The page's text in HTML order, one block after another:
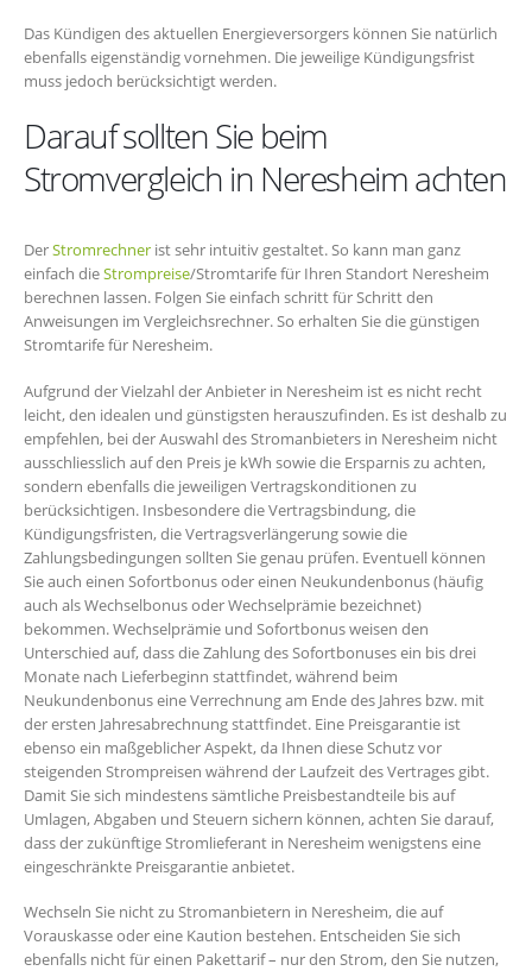
Das Kündigen des aktuellen Energieversorgers können Sie natürlich
ebenfalls eigenständig vornehmen. Die jeweilige Kündigungsfrist
muss jedoch berücksichtigt werden.
Darauf sollten Sie beim
Stromvergleich in Neresheim achten
DerStromrechner ist sehr intuitiv gestaltet. So kann man ganz
einfach dieStrompreise/Stromtarife für Ihren Standort Neresheim
berechnen lassen. Folgen Sie einfach schritt für Schritt den
Anweisungen im Vergleichsrechner. So erhalten Sie die günstigen
Stromtarife für Neresheim.
Aufgrund der Vielzahl der Anbieter in Neresheim ist es nicht recht
leicht, den idealen und günstigsten herauszufinden. Es ist deshalb zu
empfehlen, bei der Auswahl des Stromanbieters in Neresheim nicht
ausschliesslich auf den Preis je kWh sowie die Ersparnis zu achten,
sondern ebenfalls die jeweiligen Vertragskonditionen zu
berücksichtigen. Insbesondere die Vertragsbindung, die
Kündigungsfristen, die Vertragsverlängerung sowie die
Zahlungsbedingungen sollten Sie genau prüfen. Eventuell können
Sie auch einen Sofortbonus oder einen Neukundenbonus (häufig
auch als Wechselbonus oder Wechselprämie bezeichnet)
bekommen. Wechselprämie und Sofortbonus weisen den
Unterschied auf, dass die Zahlung des Sofortbonuses ein bis drei
Monate nach Lieferbeginn stattfindet, während beim
Neukundenbonus eine Verrechnung am Ende des Jahres bzw. mit
der ersten Jahresabrechnung stattfindet. Eine Preisgarantie ist
ebenso ein maßgeblicher Aspekt, da Ihnen diese Schutz vor
steigenden Strompreisen während der Laufzeit des Vertrages gibt.
Damit Sie sich mindestens sämtliche Preisbestandteile bis auf
Umlagen, Abgaben und Steuern sichern können, achten Sie darauf,
dass der zukünftige Stromlieferant in Neresheim wenigstens eine
eingeschränkte Preisgarantie anbietet.
Wechseln Sie nicht zu Stromanbietern in Neresheim, die auf
Vorauskasse oder eine Kaution bestehen. Entscheiden Sie sich
ebenfalls nicht für einen Pakettarif – nur den Strom, den Sie nutzen,